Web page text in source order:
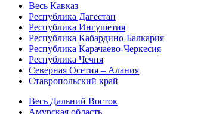
Весь Кавказ
Республика Дагестан
Республика Ингушетия
Республика Кабардино-Балкария
Республика Карачаево-Черкесия
Республика Чечня
Северная Осетия – Алания
Ставропольский край
Весь Дальний Восток
Амурская область